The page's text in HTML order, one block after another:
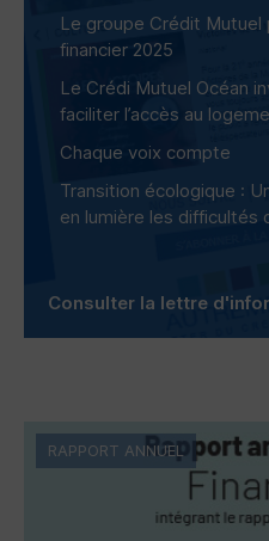
Le groupe Crédit
financier 2025
Le Crédi Mutuel Océan
faciliter l’accès au
Chaque voix compte
Transition écologique :
en lumière les difficultés
Consulter la lettre
RAPPORT ANNUEL